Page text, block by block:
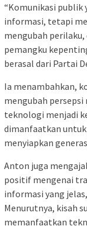
“Komunikasi publik
informasi, tetapi
mengubah
pemangku
berasal dari Partai
Ia menambahkan,
mengubah
teknologi menjadi
dimanfaatkan
menyiapkan
Anton juga
positif mengenai
informasi yang
Menurutnya, kisah
memanfaatkan